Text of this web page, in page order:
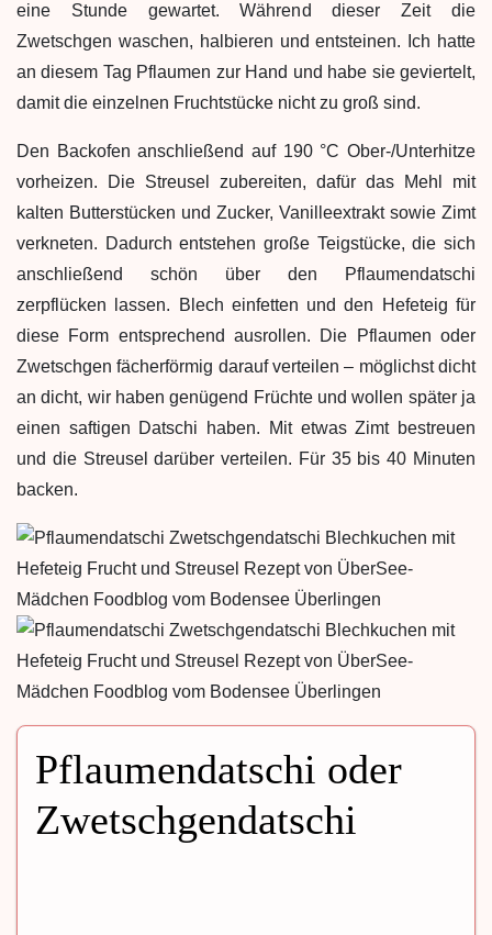
eine Stunde gewartet. Während dieser Zeit die
Zwetschgen waschen, halbieren und entsteinen. Ich hatte
an diesem Tag Pflaumen zur Hand und habe sie geviertelt,
damit die einzelnen Fruchtstücke nicht zu groß sind.
Den Backofen anschließend auf 190 °C Ober-/Unterhitze
vorheizen. Die Streusel zubereiten, dafür das Mehl mit
kalten Butterstücken und Zucker, Vanilleextrakt sowie Zimt
verkneten. Dadurch entstehen große Teigstücke, die sich
anschließend schön über den Pflaumendatschi
zerpflücken lassen. Blech einfetten und den Hefeteig für
diese Form entsprechend ausrollen. Die Pflaumen oder
Zwetschgen fächerförmig darauf verteilen – möglichst dicht
an dicht, wir haben genügend Früchte und wollen später ja
einen saftigen Datschi haben. Mit etwas Zimt bestreuen
und die Streusel darüber verteilen. Für 35 bis 40 Minuten
backen.
Pflaumendatschi oder
Zwetschgendatschi